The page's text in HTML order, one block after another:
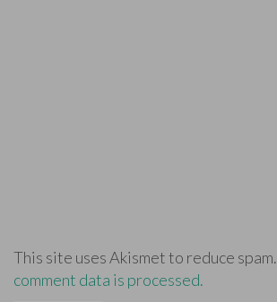
This site uses Akismet to reduce spam.
comment data is processed.